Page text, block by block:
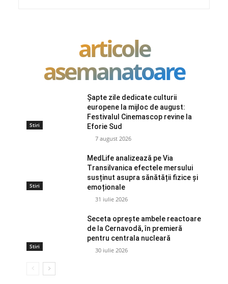
articole
asemanatoare
Stiri
Șapte zile dedicate culturii
europene la mijloc de august:
Festivalul Cinemascop revine la
Eforie Sud
7 august 2026
Stiri
MedLife analizează pe Via
Transilvanica efectele mersului
susținut asupra sănătății fizice și
emoționale
31 iulie 2026
Stiri
Seceta oprește ambele reactoare
de la Cernavodă, în premieră
pentru centrala nucleară
30 iulie 2026